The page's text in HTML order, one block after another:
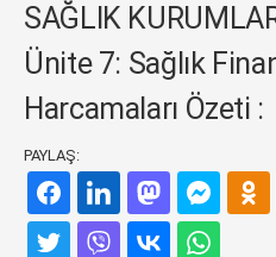
SAĞLIK
Ünite 7: Sağlık
Harcamaları Özeti :
PAYLAŞ: